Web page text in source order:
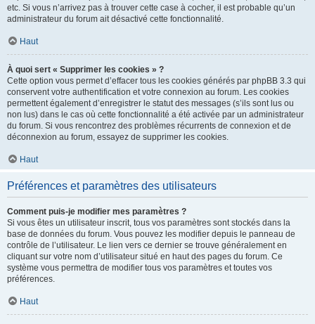
etc. Si vous n’arrivez pas à trouver cette case à cocher, il est probable qu’un
administrateur du forum ait désactivé cette fonctionnalité.
Haut
À quoi sert « Supprimer les cookies » ?
Cette option vous permet d’effacer tous les cookies générés par phpBB 3.3 qui
conservent votre authentification et votre connexion au forum. Les cookies
permettent également d’enregistrer le statut des messages (s’ils sont lus ou
non lus) dans le cas où cette fonctionnalité a été activée par un administrateur
du forum. Si vous rencontrez des problèmes récurrents de connexion et de
déconnexion au forum, essayez de supprimer les cookies.
Haut
Préférences et paramètres des utilisateurs
Comment puis-je modifier mes paramètres ?
Si vous êtes un utilisateur inscrit, tous vos paramètres sont stockés dans la
base de données du forum. Vous pouvez les modifier depuis le panneau de
contrôle de l’utilisateur. Le lien vers ce dernier se trouve généralement en
cliquant sur votre nom d’utilisateur situé en haut des pages du forum. Ce
système vous permettra de modifier tous vos paramètres et toutes vos
préférences.
Haut